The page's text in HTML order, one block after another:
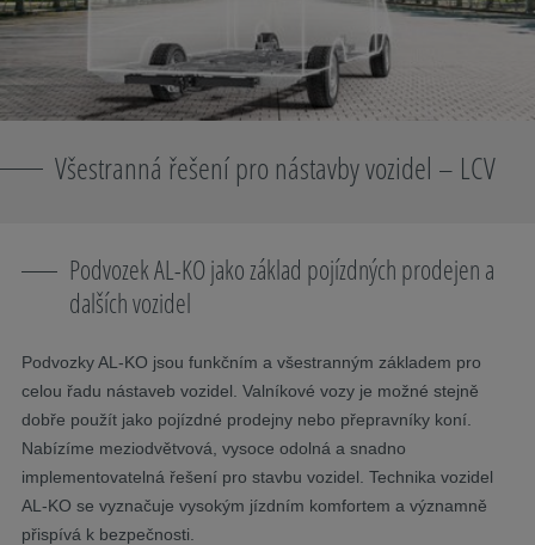
Všestranná řešení pro nástavby vozidel – LCV
Podvozek AL-KO jako základ pojízdných prodejen a
dalších vozidel
Podvozky AL-KO jsou funkčním a všestranným základem pro
celou řadu nástaveb vozidel. Valníkové vozy je možné stejně
dobře použít jako pojízdné prodejny nebo přepravníky koní.
Nabízíme meziodvětvová, vysoce odolná a snadno
implementovatelná řešení pro stavbu vozidel. Technika vozidel
AL-KO se vyznačuje vysokým jízdním komfortem a významně
přispívá k bezpečnosti.